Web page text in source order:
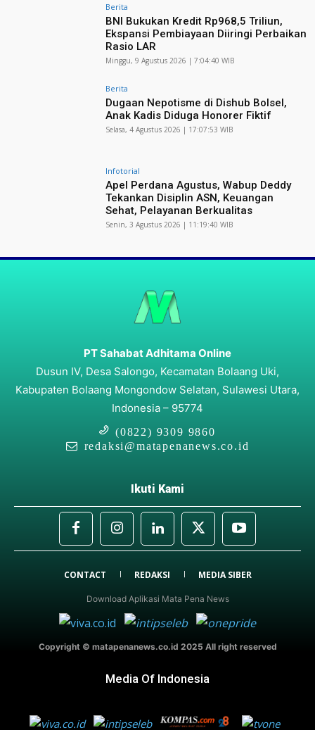
Berita
BNI Bukukan Kredit Rp968,5 Triliun,
Ekspansi Pembiayaan Diiringi Perbaikan
Rasio LAR
Minggu, 9 Agustus 2026 | 7:04:40 WIB
Berita
Dugaan Nepotisme di Dishub Bolsel,
Anak Kadis Diduga Honorer Fiktif
Selasa, 4 Agustus 2026 | 17:07:53 WIB
Infotorial
Apel Perdana Agustus, Wabup Deddy
Tekankan Disiplin ASN, Keuangan
Sehat, Pelayanan Berkualitas
Senin, 3 Agustus 2026 | 11:19:40 WIB
PT Sahabat Adhitama Online
Dusun IV, Desa Salongo, Kecamatan Bolaang Uki,
Kabupaten Bolaang Mongondow Selatan, Sulawesi Utara,
Indonesia – 95774
(0822) 9309 9860
redaksi@matapenanews.co.id
Ikuti Kami
CONTACT REDAKSI MEDIA SIBER
Download Aplikasi Mata Pena News
Copyright © matapenanews.co.id 2025 All right reserved
Media Of Indonesia